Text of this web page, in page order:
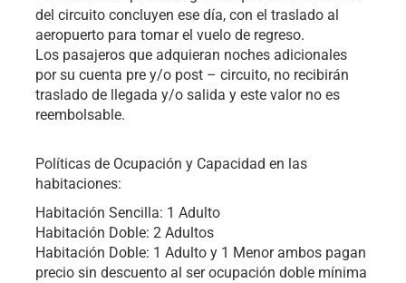
del circuito concluyen ese día, con el traslado al
aeropuerto para tomar el vuelo de regreso.
Los pasajeros que adquieran noches adicionales
por su cuenta pre y/o post – circuito, no recibirán
traslado de llegada y/o salida y este valor no es
reembolsable.
Políticas de Ocupación y Capacidad en las
habitaciones:
Habitación Sencilla: 1 Adulto
Habitación Doble: 2 Adultos
Habitación Doble: 1 Adulto y 1 Menor ambos pagan
precio sin descuento al ser ocupación doble mínima